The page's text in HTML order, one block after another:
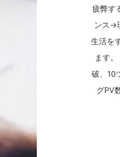
疲弊す
ンス→
生活を
ます
破、10
グPV